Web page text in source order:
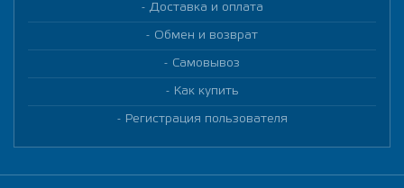
Доставка и оплата
Обмен и возврат
Самовывоз
Как купить
Регистрация пользователя